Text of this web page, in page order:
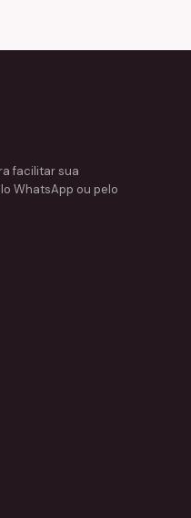
facilitar sua
WhatsApp ou pelo